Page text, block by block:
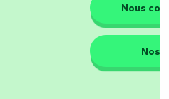
Nous
Nos